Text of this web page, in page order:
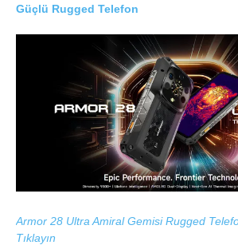
Güçlü Rugged Telefon
Armor 28 Ultra Amiral Gemisi Rugged
Tıklayın